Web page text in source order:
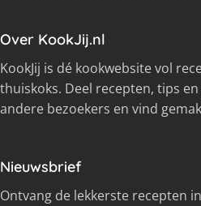
Over KookJij.nl
KookJij is dé kookwebsite vol
thuiskoks. Deel recepten, tips
andere bezoekers en vind
Nieuwsbrief
Ontvang de lekkerste recepten